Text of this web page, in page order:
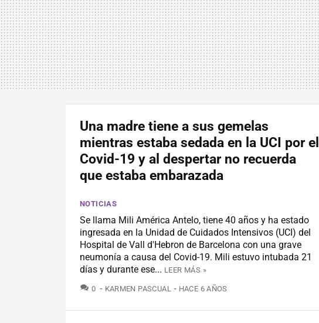
Una madre tiene a sus gemelas
mientras estaba sedada en la UCI por el
Covid-19 y al despertar no recuerda
que estaba embarazada
NOTICIAS
Se llama Mili América Antelo, tiene 40 años y ha estado
ingresada en la Unidad de Cuidados Intensivos (UCI) del
Hospital de Vall d'Hebron de Barcelona con una grave
neumonía a causa del Covid-19. Mili estuvo intubada 21
días y durante ese... LEER MÁS »
0 COMENTARIOS
KARMEN PASCUAL HACE 6 AÑOS